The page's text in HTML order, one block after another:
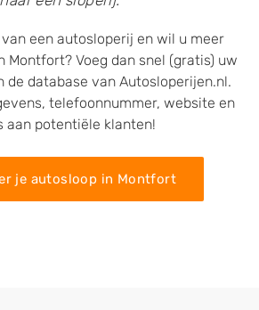
een autosloperij en wil u meer
Montfort? Voeg dan snel (gratis) uw
de database van Autosloperijen.nl.
telefoonnummer, website en
aan potentiële klanten!
je autosloop in Montfort